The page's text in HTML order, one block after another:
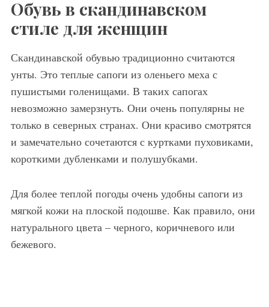
Обувь в скандинавском
стиле для женщин
Скандинавской обувью традиционно считаются
унты. Это теплые сапоги из оленьего меха с
пушистыми голенищами. В таких сапогах
невозможно замерзнуть. Они очень популярны не
только в северных странах. Они красиво смотрятся
и замечательно сочетаются с куртками пуховиками,
короткими дубленками и полушубками.
Для более теплой погоды очень удобны сапоги из
мягкой кожи на плоской подошве. Как правило, они
натурального цвета – черного, коричневого или
бежевого.